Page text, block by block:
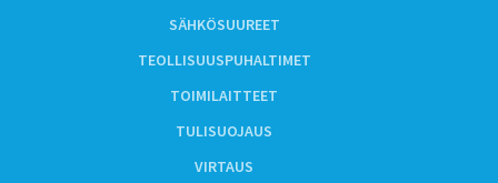
SÄHKÖSUUREET
TEOLLISUUSPUHALTIMET
TOIMILAITTEET
TULISUOJAUS
VIRTAUS